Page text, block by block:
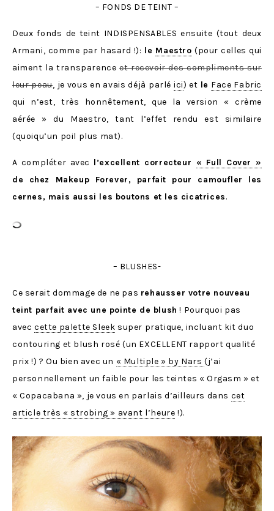
– FONDS DE TEINT –
Deux fonds de teint INDISPENSABLES ensuite (tout deux
Armani, comme par hasard !): le Maestro (pour celles qui
aiment la transparenceet recevoir des compliments sur
leur peau, je vous en avais déjà parlé ici) et le Face Fabric
qui n’est, très honnêtement, que la version « crème
aérée » du Maestro, tant l’effet rendu est similaire
(quoiqu’un poil plus mat).
A compléter avec l’excellent correcteur « Full Cover »
de chez Makeup Forever, parfait pour camoufler les
cernes, mais aussi les boutons et les cicatrices.
– BLUSHES-
Ce serait dommage de ne pas rehausser votre nouveau
teint parfait avec une pointe de blush ! Pourquoi pas
avec cette palette Sleek super pratique, incluant kit duo
contouring et blush rosé (un EXCELLENT rapport qualité
prix !) ? Ou bien avec un « Multiple » by Nars(j’ai
personnellement un faible pour les teintes « Orgasm » et
« Copacabana », je vous en parlais d’ailleurs dans cet
article très « strobing » avant l’heure !).